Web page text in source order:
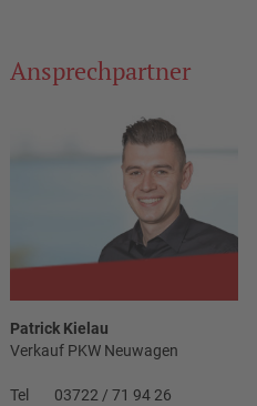
Ansprechpartner
Patrick Kielau
Verkauf PKW Neuwagen
Tel
03722 / 71 94 26